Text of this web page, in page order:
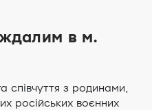
в м.
співчуття з родинами,
російських воєнних